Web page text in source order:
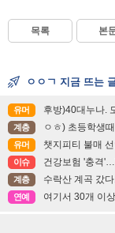
목록 본
ㅇㅇㄱ 지금 뜨는
유머 후방)40대누나.
계층 ㅇㅎ) 초등학생
유머 챗지피티 불매
이슈 건강보험 '충격
계층 수락산 계곡 갔
연예 여기서 30개 이